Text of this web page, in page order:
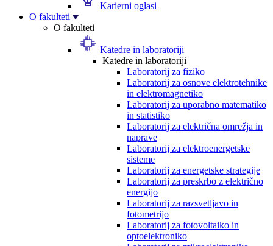
Karierni oglasi
O fakulteti
O fakulteti
Katedre in laboratoriji
Katedre in laboratoriji
Laboratorij za fiziko
Laboratorij za osnove elektrotehnike
in elektromagnetiko
Laboratorij za uporabno matematiko
in statistiko
Laboratorij za električna omrežja in
naprave
Laboratorij za elektroenergetske
sisteme
Laboratorij za energetske strategije
Laboratorij za preskrbo z električno
energijo
Laboratorij za razsvetljavo in
fotometrijo
Laboratorij za fotovoltaiko in
optoelektroniko